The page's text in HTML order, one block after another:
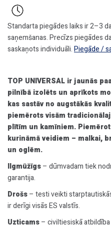
Standarta piegādes laiks ir 2–3
saņemšanas. Precīzs piegādes
saskaņots individuāli.Piegāde /
TOP UNIVERSAL ir jaunās
pilnībā izolēts un aprīkots
kas sastāv no augstākās
piemērots visām
plītīm un kamīniem.
kurināmā veidiem – malkai,
un oglēm.
Ilgmūžīgs– dūmvadam tiek
garantija.
Drošs– testi veikti
ir derīgi visās ES valstīs.
Uzticams– civiltiesiskā